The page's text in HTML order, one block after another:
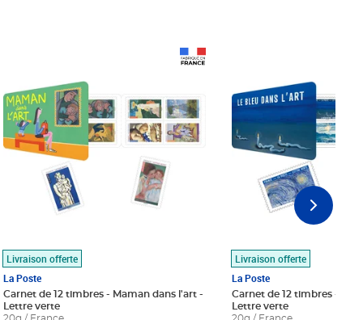
Livraison offerte
La Poste
Carnet de 12 timbres - Maman dans l'art -
Lettre verte
Livraison offerte
La Poste
Carnet de 12 timbres - Le
Lettre verte